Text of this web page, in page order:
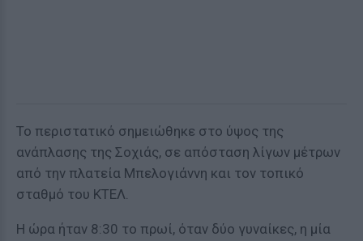
Το περιστατικό σημειώθηκε στο ύψος της
ανάπλασης της Σοχιάς, σε απόσταση λίγων μέτρων
από την πλατεία Μπελογιάννη και τον τοπικό
σταθμό του ΚΤΕΛ.
Η ώρα ήταν 8:30 το πρωί, όταν δύο γυναίκες, η μία